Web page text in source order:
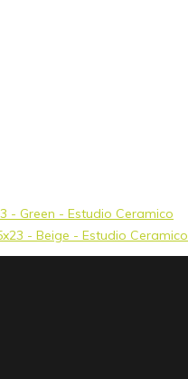
- Green - Estudio Ceramico
- Beige - Estudio Ceramico